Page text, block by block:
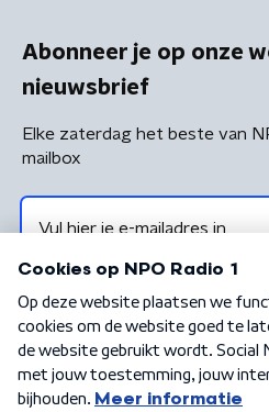
Abonneer je op onze
nieuwsbrief
Elke zaterdag het beste van
mailbox
Algemene voorwaarden